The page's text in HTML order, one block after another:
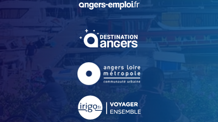
, Ouvre une nouvelle
, Ouvre une nouvelle